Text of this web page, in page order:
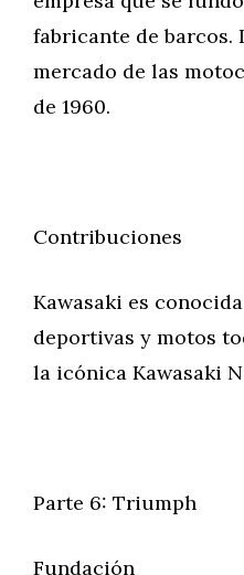
fabricante de barcos.
mercado de las
de 1960.
Contribuciones
Kawasaki es
deportivas y motos
la icónica Kawasaki
Parte 6: Triumph
Fundación